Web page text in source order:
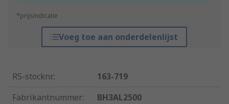
*prijsindicatie
Voeg toe aan onderdelenlijst
RS-stocknr.:
163-719
Fabrikantnummer:
BH3AL2500